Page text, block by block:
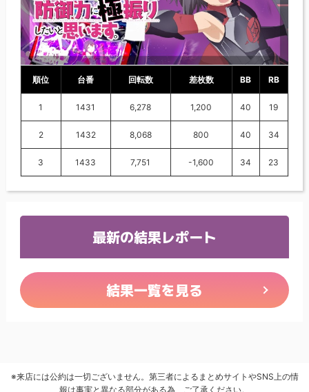
順位 台番 回転数 差枚数 BB RB
1 1431 6,278 1,200 40 19
2 1432 8,068 800 40 34
3 1433 7,751 -1,600 34 23
最新の結果レポート
結果一覧を見る
※来店には公約は一切ございません。第三者によるまとめサイトやSNS上の情
報は事実と異なる部分がある為、ご了承ください。